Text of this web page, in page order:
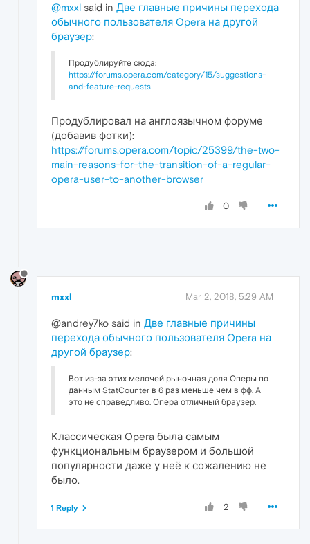
@mxxl said in Две главные причины перехода
обычного пользователя Opera на другой
браузер:
Продублируйте сюда:
https://forums.opera.com/category/15/suggestions-
and-feature-requests
Продублировал на англоязычном форуме
(добавив фотки):
https://forums.opera.com/topic/25399/the-two-
main-reasons-for-the-transition-of-a-regular-
opera-user-to-another-browser
0
mxxl Mar 2, 2018, 5:29 AM
@andrey7ko said in Две главные причины
перехода обычного пользователя Opera на
другой браузер:
Вот из-за этих мелочей рыночная доля Оперы по
данным StatCounter в 6 раз меньше чем в фф. А
это не справедливо. Опера отличный браузер.
Классическая Opera была самым
функциональным браузером и большой
популярности даже у неё к сожалению не
было.
2
1 Reply